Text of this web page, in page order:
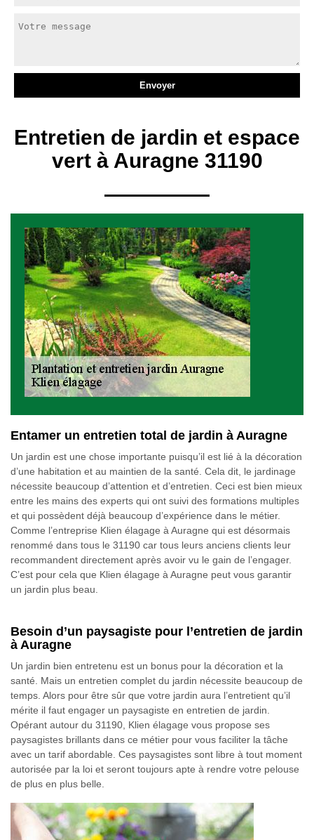
Entretien de jardin et espace
vert à Auragne 31190
Entamer un entretien total de jardin à Auragne
Un jardin est une chose importante puisqu’il est lié à la décoration
d’une habitation et au maintien de la santé. Cela dit, le jardinage
nécessite beaucoup d’attention et d’entretien. Ceci est bien mieux
entre les mains des experts qui ont suivi des formations multiples
et qui possèdent déjà beaucoup d’expérience dans le métier.
Comme l’entreprise Klien élagage à Auragne qui est désormais
renommé dans tous le 31190 car tous leurs anciens clients leur
recommandent directement après avoir vu le gain de l’engager.
C’est pour cela que Klien élagage à Auragne peut vous garantir
un jardin plus beau.
Besoin d’un paysagiste pour l’entretien de jardin
à Auragne
Un jardin bien entretenu est un bonus pour la décoration et la
santé. Mais un entretien complet du jardin nécessite beaucoup de
temps. Alors pour être sûr que votre jardin aura l’entretient qu’il
mérite il faut engager un paysagiste en entretien de jardin.
Opérant autour du 31190, Klien élagage vous propose ses
paysagistes brillants dans ce métier pour vous faciliter la tâche
avec un tarif abordable. Ces paysagistes sont libre à tout moment
autorisée par la loi et seront toujours apte à rendre votre pelouse
de plus en plus belle.